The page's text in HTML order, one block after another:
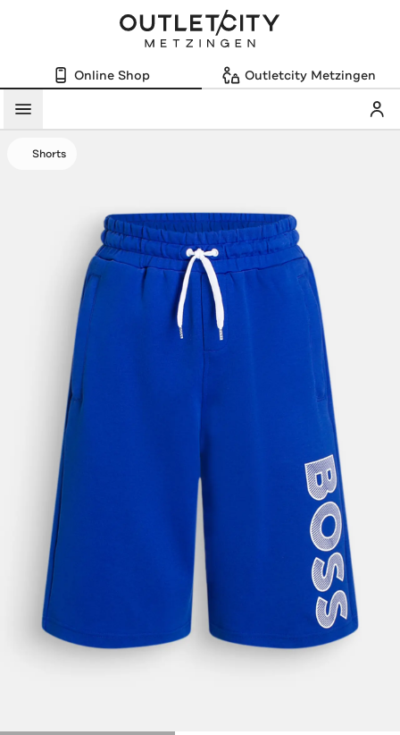
Online Shop Outletcity Metzingen
Menü
Shorts